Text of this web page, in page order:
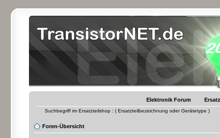
Elektronik Forum
Suchbegriff im Ersatzteilshop : ( Ersatzteilbezeichnung oder Gerätetype )
Foren-Übersicht